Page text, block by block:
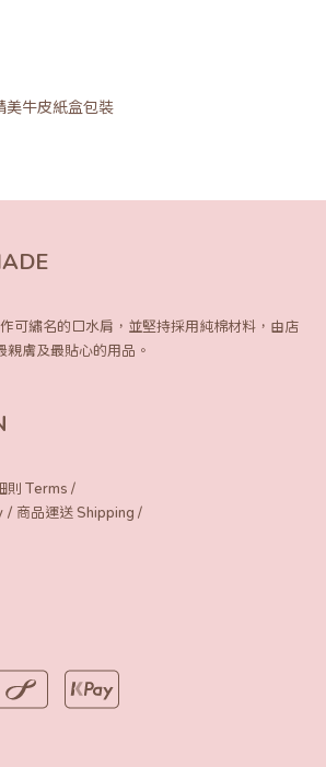
美牛皮紙盒包裝
可繡名的口水肩， 並堅持採用純棉材料，由店
親膚及最貼心的用品。
則 Terms /
/ 商品運送 Shipping /